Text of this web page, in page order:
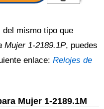
mismo tipo que
Mujer 1-2189.1P, puedes
enlace: Relojes de
Mujer 1-2189.1M